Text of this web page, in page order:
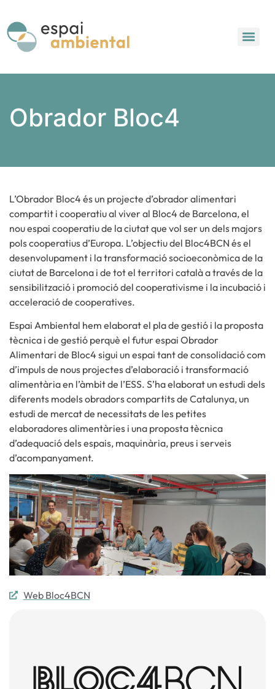
Obrador Bloc4
L’Obrador Bloc4 és un projecte d’obrador alimentari
compartit i cooperatiu al viver al Bloc4 de Barcelona, el
nou espai cooperatiu de la ciutat que vol ser un dels majors
pols cooperatius d’Europa. L’objectiu del Bloc4BCN és el
desenvolupament i la transformació socioeconòmica de la
ciutat de Barcelona i de tot el territori català a través de la
sensibilització i promoció del cooperativisme i la incubació i
acceleració de cooperatives.
Espai Ambiental hem elaborat el pla de gestió i la proposta
tècnica i de gestió perquè el futur espai Obrador
Alimentari de Bloc4 sigui un espai tant de consolidació com
d’impuls de nous projectes d’elaboració i transformació
alimentària en l’àmbit de l’ESS. S’ha elaborat un estudi dels
diferents models obradors compartits de Catalunya, un
estudi de mercat de necessitats de les petites
elaboradores alimentàries i una proposta tècnica
d’adequació dels espais, maquinària, preus i serveis
d’acompanyament.
Web Bloc4BCN